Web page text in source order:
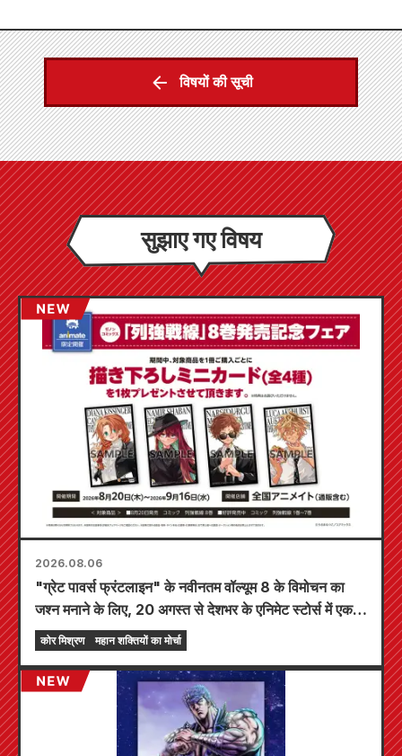
विषयों की सूची
सुझाए गए विषय
2026.08.06
"ग्रेट पावर्स फ्रंटलाइन" के नवीनतम वॉल्यूम 8 के विमोचन का
जश्न मनाने के लिए, 20 अगस्त से देशभर के एनिमेट स्टोर्स में एक
सीमित समय का मेला आयोजित किया जाएगा, जहाँ आप एक विशेष
रूप से डिज़ाइन किया गया मिनी कार्ड (कुल 4 प्रकार) प्राप्त कर
सकते हैं!
कोर मिश्रण महान शक्तियों का मोर्चा